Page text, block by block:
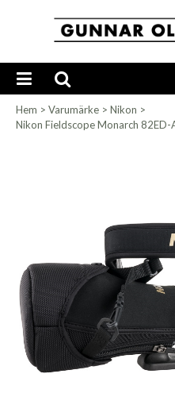
Hem > Varumärke > Nikon >
Nikon Fieldscope Monarch 82ED-